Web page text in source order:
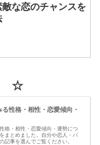
な恋のチャンスを
☆
性格・相性・恋愛傾向・
格・相性・恋愛傾向・運勢につ
まとめました。自分や恋人・パ
記事を選んでご覧ください。